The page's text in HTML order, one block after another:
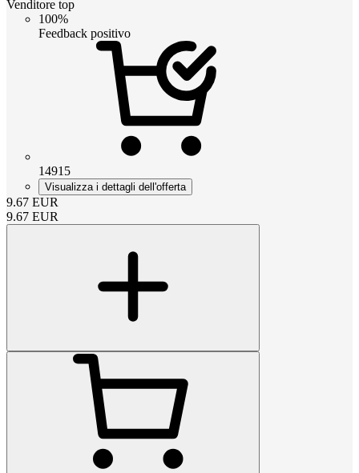
Venditore top
100%
Feedback positivo
14915
Visualizza i dettagli dell'offerta
9.67 EUR
9.67 EUR